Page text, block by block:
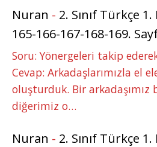
Nuran - 2. Sınıf Türkçe
165-166-167-168-169.
Soru: Yönergeleri takip
Cevap: Arkadaşlarımızla el
oluşturduk. Bir arkadaşımız
diğerimiz o…
Nuran - 2. Sınıf Türkçe